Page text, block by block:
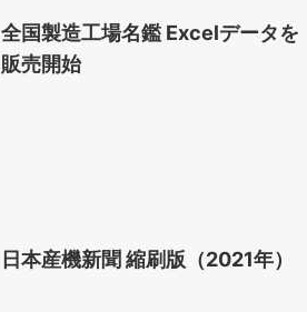
全国製造工場名鑑 Excelデータを
販売開始
日本産機新聞 縮刷版（2021年）